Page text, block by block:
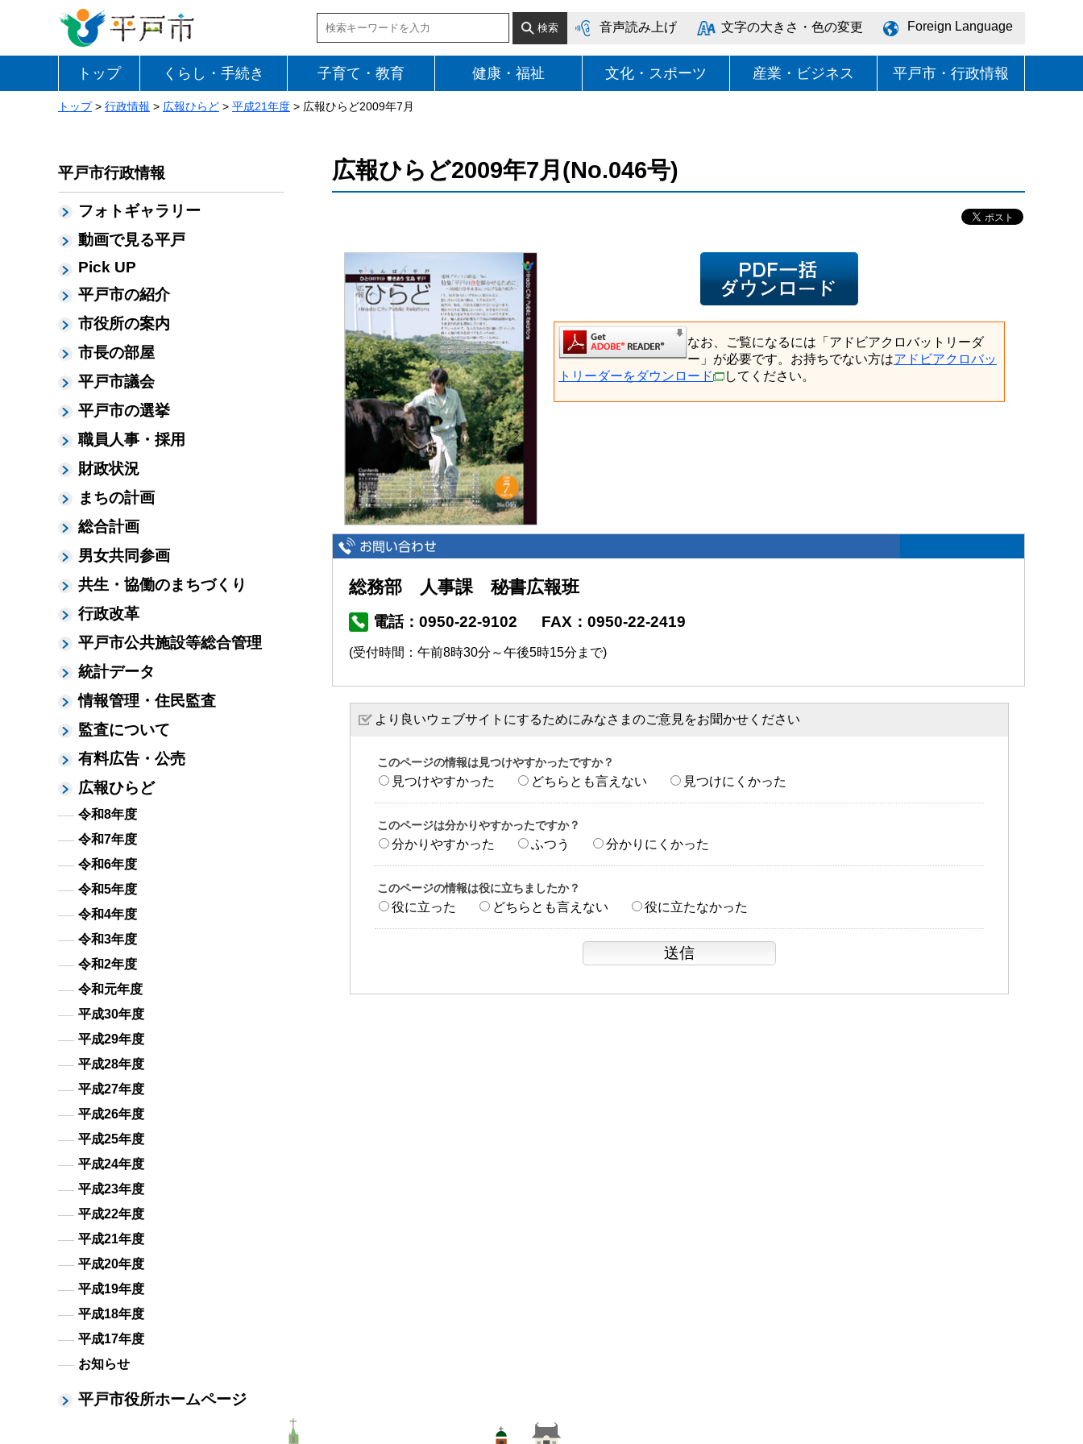
音声読み上げ 文字の大きさ・色の変更 Foreign Language
トップ くらし・手続き 子育て・教育 健康・福祉 文化・スポーツ 産業・ビジネス 平戸市・行政情報
トップ> 行政情報 > 広報ひらど > 平成21年度 > 広報ひらど2009年7月
平戸市行政情報
フォトギャラリー
動画で見る平戸
Pick UP
平戸市の紹介
市役所の案内
市長の部屋
平戸市議会
平戸市の選挙
職員人事・採用
財政状況
まちの計画
総合計画
男女共同参画
共生・協働のまちづくり
行政改革
平戸市公共施設等総合管理
統計データ
情報管理・住民監査
監査について
有料広告・公売
広報ひらど
令和8年度
令和7年度
令和6年度
令和5年度
令和4年度
令和3年度
令和2年度
令和元年度
平成30年度
平成29年度
平成28年度
平成27年度
平成26年度
平成25年度
平成24年度
平成23年度
平成22年度
平成21年度
平成20年度
平成19年度
平成18年度
平成17年度
お知らせ
平戸市役所ホームページ
広報ひらど2009年7月(No.046号)
なお、ご覧になるには「アドビアクロバットリーダ
ー」が必要です。お持ちでない方はアドビアクロバッ
トリーダーをダウンロード
してください。
総務部 人事課 秘書広報班
電話：0950-22-9102 FAX：0950-22-2419
(受付時間：午前8時30分～午後5時15分まで)
より良いウェブサイトにするためにみなさまのご意見をお聞かせください
このページの情報は見つけやすかったですか？
見つけやすかった どちらとも言えない 見つけにくかった
このページは分かりやすかったですか？
分かりやすかった ふつう 分かりにくかった
このページの情報は役に立ちましたか？
役に立った どちらとも言えない 役に立たなかった